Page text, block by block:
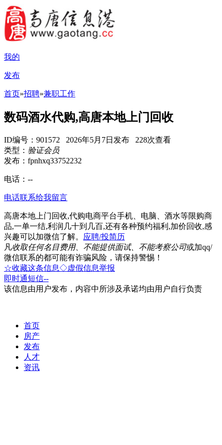
我的
发布
首页»招聘»兼职工作
数码酒水代购,高唐本地上门回收
ID编号：901572 2026年5月7日发布 228次查看
类型： 验证会员
发布：fpnhxq33752232
电话： --
电话联系给我留言
高唐本地上门回收,代购电商平台手机、电脑、酒水等限购商
品,一单一结,利润几十到几百,还有各种预约福利,加价回收,感
兴趣可以加微信了解。 应聘/投简历
凡收取任何名目费用、不能提供面试、不能考察公司或加qq/
微信联系的都可能有诈骗风险，请保持警惕！
☆收藏这条信息◇虚假信息举报
即时通短信--
该信息由用户发布，内容中所涉及承诺均由用户自行负责
首页
房产
发布
人才
资讯